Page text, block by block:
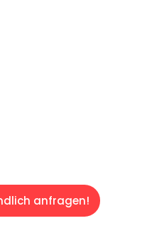
anfragen!